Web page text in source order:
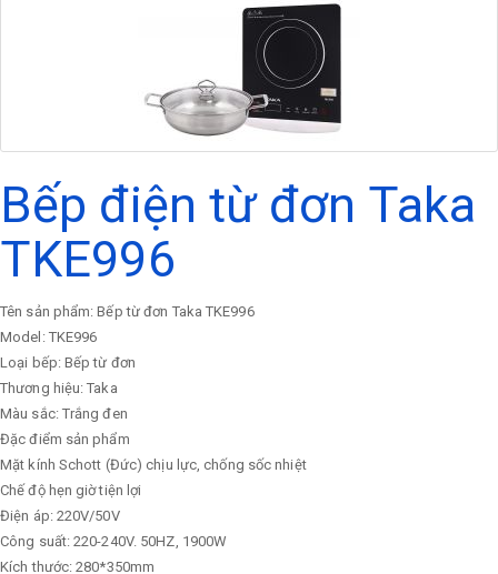
Bếp điện từ đơn Taka
TKE996
Tên sản phẩm: Bếp từ đơn Taka TKE996
Model: TKE996
Loại bếp: Bếp từ đơn
Thương hiệu: Taka
Màu sắc: Trắng đen
Đặc điểm sản phẩm
Mặt kính Schott (Đức) chịu lực, chống sốc nhiệt
Chế độ hẹn giờ tiện lợi
Điện áp: 220V/50V
Công suất: 220-240V. 50HZ, 1900W
Kích thước: 280*350mm